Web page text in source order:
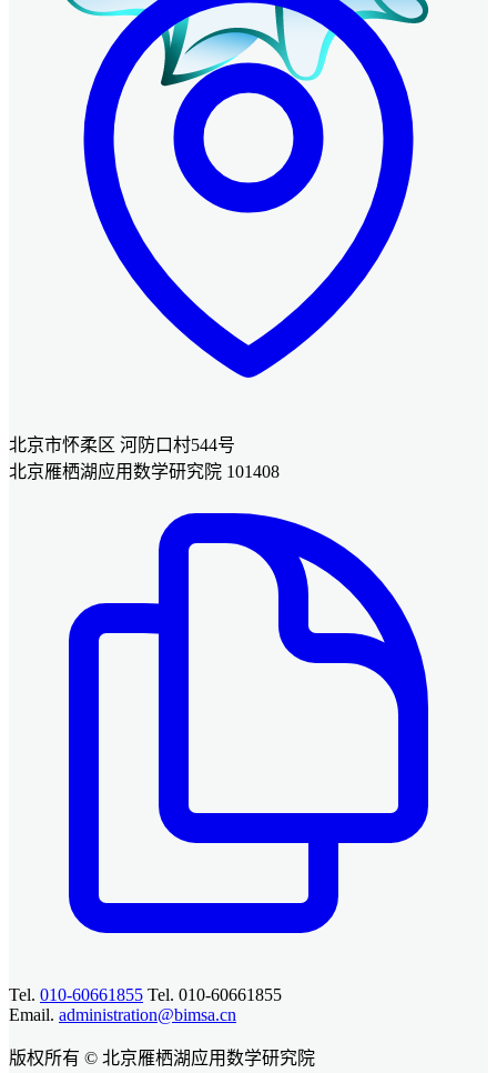
北京市怀柔区 河防口村544号
北京雁栖湖应用数学研究院 101408
Tel. 010-60661855 Tel. 010-60661855
Email. administration@bimsa.cn
版权所有 © 北京雁栖湖应用数学研究院